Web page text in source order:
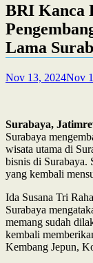
BRI Kanca
Lama
Nov 13, 2024Nov
Surabaya,
Surabaya
wisata utama di
bisnis di Surabaya.
yang kembali
Ida Susana Tri
Surabaya
memang sudah
kembali
Kembang Jepun,